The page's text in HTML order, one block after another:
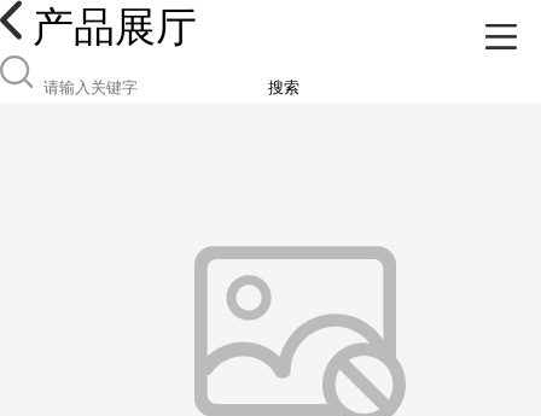
产品展厅
搜索